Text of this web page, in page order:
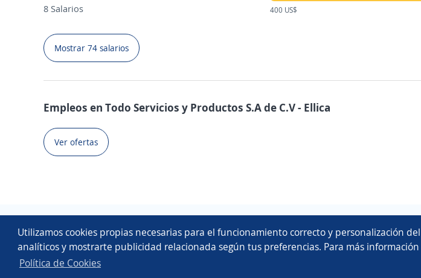
Utilizamos cookies propias necesarias para el funcionamiento correcto y personalización
analíticos y mostrarte publicidad relacionada según tus preferencias. Para más
Política de Cookies
8 Salarios 400 US$
Mostrar 74 salarios
Empleos en Todo Servicios y Productos S.A de C.V - Ellica
Ver ofertas
Aviso legal/